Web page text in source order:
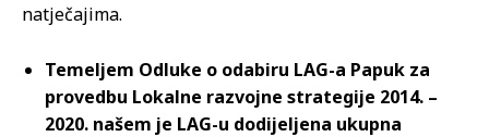
natječajima.
Temeljem Odluke o odabiru LAG-a Papuk za
provedbu Lokalne razvojne strategije 2014. –
2020. našem je LAG-u dodijeljena ukupna